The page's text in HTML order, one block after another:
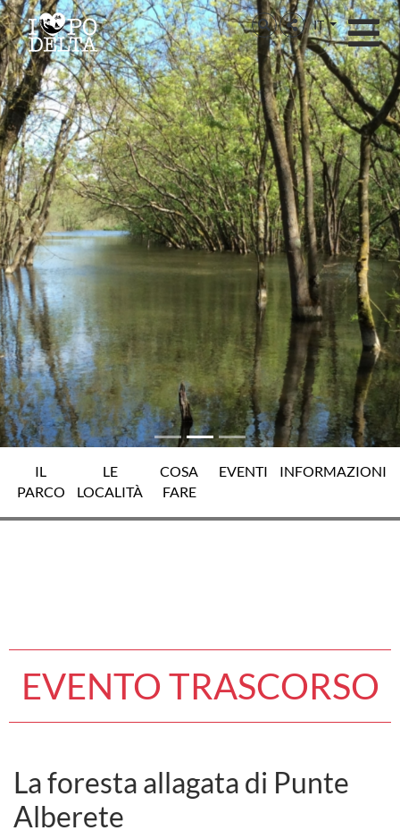
Delta del Po
Delta del Po
IT
IL
PARCO
LE
LOCALITÀ
COSA
FARE
EVENTI INFORMAZIONI
EVENTO TRASCORSO
La foresta allagata di Punte
Alberete